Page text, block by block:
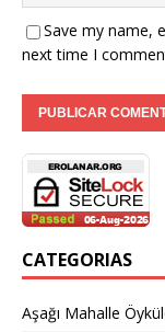
Save my name,
next time I
CATEGORIAS
Aşağı Mahalle